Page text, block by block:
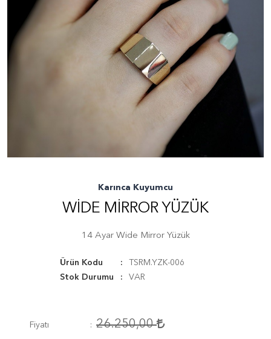
Karınca Kuyumcu
WIDE MIRROR YÜZÜK
14 Ayar Wide Mirror Yüzük
Ürün Kodu
TSRM.YZK-006
Stok Durumu
VAR
Fiyatı 26.250,00